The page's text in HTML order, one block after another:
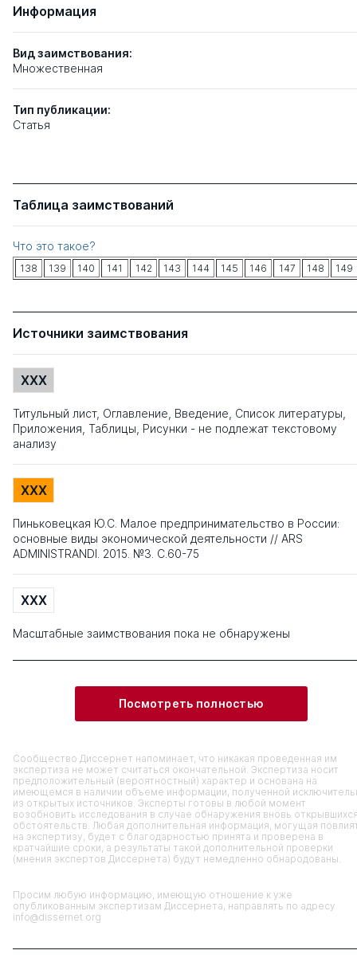
Информация
Вид заимствования:
Множественная
Тип публикации:
Статья
Таблица заимствований
Что это такое?
138 139 140 141 142 143 144 145 146 147 148 149
Источники заимствования
XXX
Титульный лист, Оглавление, Введение, Список литературы,
Приложения, Таблицы, Рисунки - не подлежат текстовому
анализу
XXX
Пиньковецкая Ю.С. Малое предпринимательство в России:
основные виды экономической деятельности // ARS
ADMINISTRANDI. 2015. №3. С.60-75
XXX
Масштабные заимствования пока не обнаружены
Посмотреть полностью
Сообщество Диссернет напоминает, что никакая проведенная им
экспертиза не может считаться окончательной. Экспертиза носит
предположительный (вероятностный) характер и основана на
имеющемся в наличии объеме информации, полученной
из открытых источников. Эксперты готовы в любой момент
возобновить исследования в случае обнаружения вновь
обстоятельств. Любая дополнительная информация, могущая
на экспертизу, будет с благодарностью принята и проверена в
кратчайшие сроки, а результаты такой дополнительной проверки
(мнения экспертов Диссернета) будут немедленно обнародованы.
Просим любую информацию, имеющую отношение к уже
опубликованным экспертизам Диссернета, направлять по адресу
info@dissernet.org